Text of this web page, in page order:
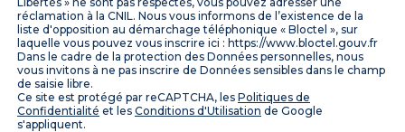
réclamation à la CNIL. Nous vous informons de l’existence de la
liste d'opposition au démarchage téléphonique « Bloctel », sur
laquelle vous pouvez vous inscrire ici : https://www.bloctel.gouv.fr
Dans le cadre de la protection des Données personnelles, nous
vous invitons à ne pas inscrire de Données sensibles dans le champ
de saisie libre.
Ce site est protégé par reCAPTCHA, les Politiques de
Confidentialité et les Conditions d'Utilisation de Google
s'appliquent.